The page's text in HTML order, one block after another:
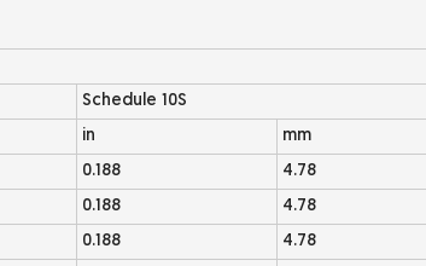
Schedule 10S
in
mm
0.188
4.78
0.188
4.78
0.188
4.78